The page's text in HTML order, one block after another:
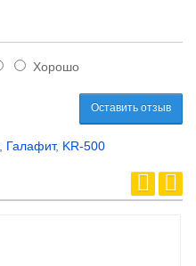
Хорошо
Оставить отзыв
Галафит, KR-500